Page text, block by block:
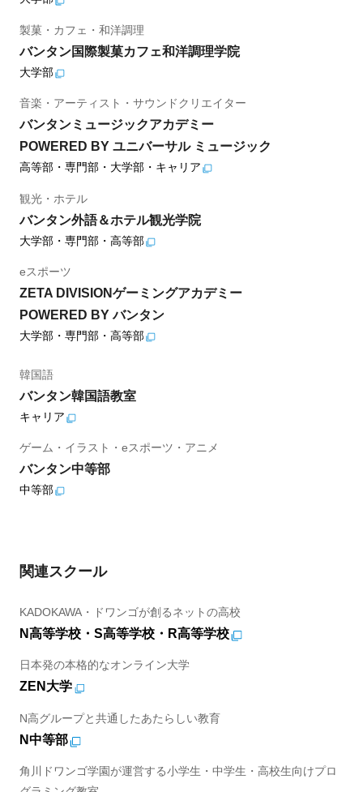
製菓・カフェ・和洋調理
バンタン国際製菓カフェ和洋調理学院
大学部
音楽・アーティスト・サウンドクリエイター
バンタンミュージックアカデミー
POWERED BY ユニバーサル ミュージック
高等部・専門部・大学部・キャリア
観光・ホテル
バンタン外語＆ホテル観光学院
大学部・専門部・高等部
eスポーツ
ZETA DIVISIONゲーミングアカデミー
POWERED BY バンタン
大学部・専門部・高等部
韓国語
バンタン韓国語教室
キャリア
ゲーム・イラスト・eスポーツ・アニメ
バンタン中等部
中等部
関連スクール
KADOKAWA・ドワンゴが創るネットの高校
N高等学校・S高等学校・R高等学校
日本発の本格的なオンライン大学
ZEN大学
N高グループと共通したあたらしい教育
N中等部
角川ドワンゴ学園が運営する小学生・中学生・高校生向けプロ